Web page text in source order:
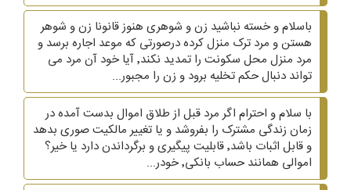
باسلام و خسته نباشید زن و شوهری هنوز قانونا زن و شوهر
هستن و مرد ترک منزل کرده درصورتی که موعد اجاره برسد و
مرد منزل محل سکونت را تمدید نکند٬ آیا خود آن مرد می
تواند دنبال حکم تخلیه برود و زن را مجبور...
با سلام و احترام اگر مرد قبل از طلاق اموال بدست آمده در
زمان زندگی مشترک را بفروشد و یا تغییر مالکیت صوری بدهد
و قابل اثبات باشد٬ قابلیت پیگیری و برگرداندن دارد یا خیر؟
اموالی همانند حساب بانکی٬ خودر...